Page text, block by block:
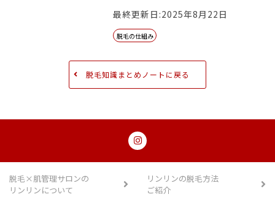
最終更新日:2025年8月22日
脱毛の仕組み
脱毛知識まとめノートに戻る
脱毛×肌管理サロンの
リンリンについて
リンリンの脱毛方法
ご紹介